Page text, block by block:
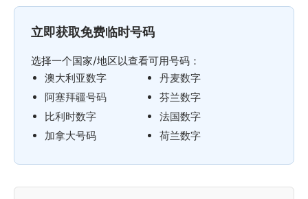
立即获取免费临时号码
选择一个国家/地区以查看可用号码：
澳大利亚数字
阿塞拜疆号码
比利时数字
加拿大号码
丹麦数字
芬兰数字
法国数字
荷兰数字